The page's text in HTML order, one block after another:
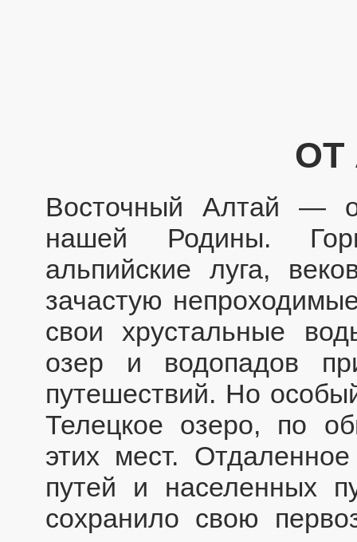
ОТ
Восточный Алтай —
нашей Родины.
альпийские луга,
зачастую
свои хрустальные
озер и водопадов
путешествий. Но
Телецкое озеро, по
этих мест.
путей и населенных
сохранило свою